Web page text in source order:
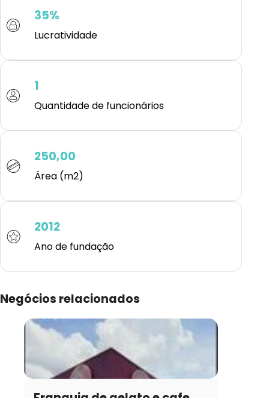
35%
Lucratividade
1
Quantidade de funcionários
250,00
Área (m2)
2012
Ano de fundação
Negócios relacionados